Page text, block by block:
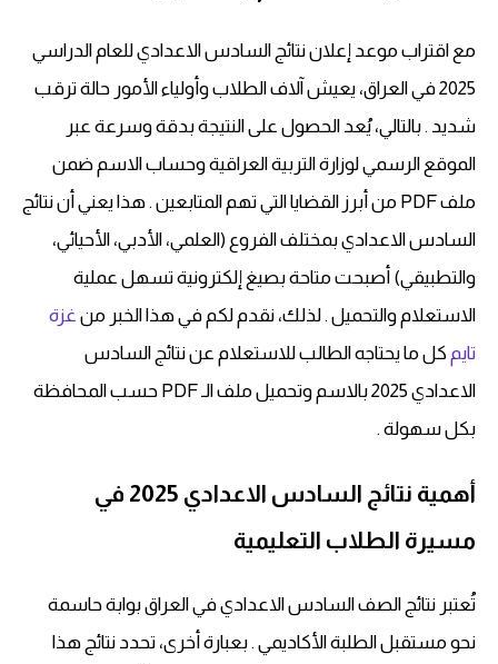
مع اقتراب موعد إعلان نتائج السادس الاعدادي للعام الدراسي
2025 في العراق، يعيش آلاف الطلاب وأولياء الأمور حالة ترقب
شديد . بالتالي، يُعد الحصول على النتيجة بدقة وسرعة عبر
الموقع الرسمي لوزارة التربية العراقية وحساب الاسم ضمن
ملف PDF من أبرز القضايا التي تهم المتابعين . هذا يعني أن نتائج
السادس الاعدادي بمختلف الفروع (العلمي، الأدبي، الأحيائي،
والتطبيقي) أصبحت متاحة بصيغ إلكترونية تسهل عملية
الاستعلام والتحميل . لذلك، نقدم لكم في هذا الخبر من غزة
تايم كل ما يحتاجه الطالب للاستعلام عن نتائج السادس
الاعدادي 2025 بالاسم وتحميل ملف الـ PDF حسب المحافظة
بكل سهولة .
أهمية نتائج السادس الاعدادي 2025 في
مسيرة الطلاب التعليمية
تُعتبر نتائج الصف السادس الاعدادي في العراق بوابة حاسمة
نحو مستقبل الطلبة الأكاديمي . بعبارة أخرى، تحدد نتائج هذا